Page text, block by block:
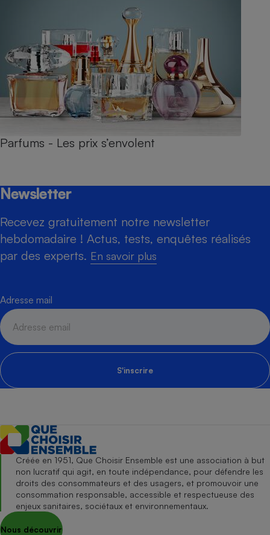
Parfums - Les prix s’envolent
Newsletter
Recevez gratuitement notre newsletter
hebdomadaire ! Actus, tests, enquêtes réalisés
par des experts. En savoir plus
Adresse mail
S'inscrire
Créée en 1951, Que Choisir Ensemble est une association à but
non lucratif qui agit, en toute indépendance, pour défendre les
droits des consommateurs et des usagers, et promouvoir une
consommation responsable, accessible et respectueuse des
enjeux sanitaires, sociétaux et environnementaux.
Nous découvrir